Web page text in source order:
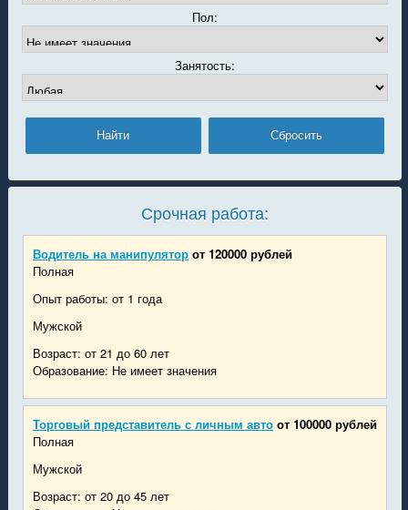
Пол:
Занятость:
Срочная работа:
Водитель на манипулятор от 120000 рублей
Полная
Опыт работы: от 1 года
Мужской
Возраст: от 21 до 60 лет
Образование: Не имеет значения
Торговый представитель с личным авто от 100000 рублей
Полная
Мужской
Возраст: от 20 до 45 лет